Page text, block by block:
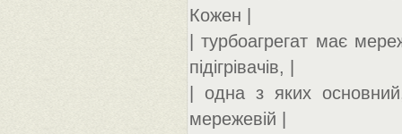
Кожен |
| турбоагрегат має
підігрівачів, |
| одна з яких
мережевій |